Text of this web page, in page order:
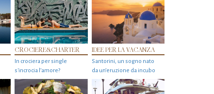
CROCIERE&CHARTER
In crociera per single
s'incrocia l’amore?
IDEE PER LA VACANZA
Santorini, un sogno nato
da un’eruzione da incubo